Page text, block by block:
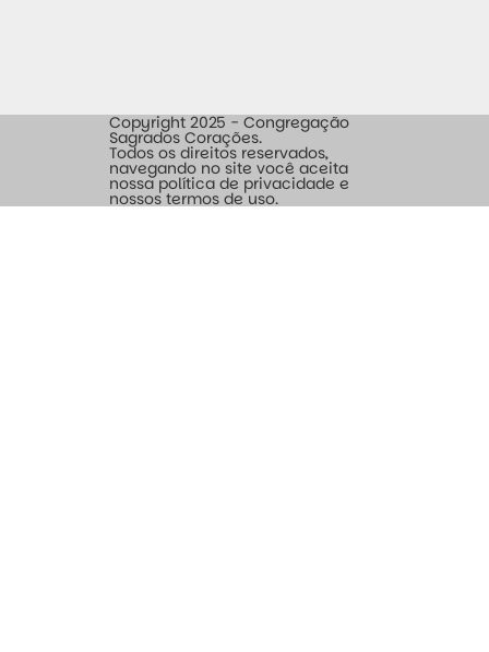
Copyright 2025 - Congregação
Sagrados Corações.
Todos os direitos reservados,
navegando no site você aceita
nossa política de privacidade e
nossos termos de uso.